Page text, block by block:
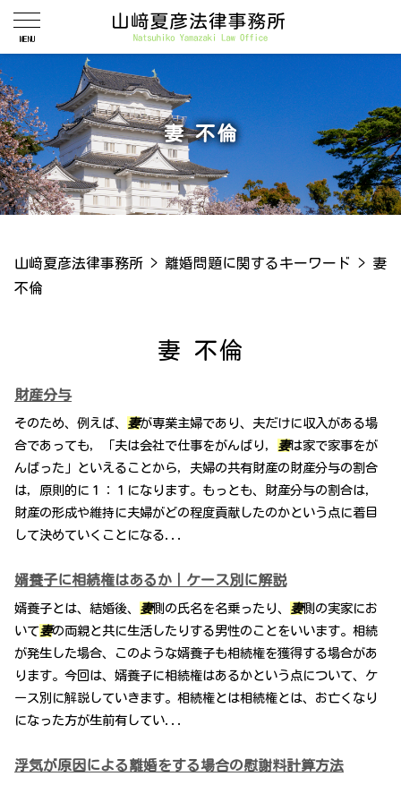
妻 不倫
山﨑夏彦法律事務所 > 離婚問題に関するキーワード > 妻
不倫
妻 不倫
財産分与
そのため、例えば、 妻が専業主婦であり、夫だけに収入がある場
合であっても，「夫は会社で仕事をがんばり， 妻は家で家事をが
んばった」といえることから，夫婦の共有財産の財産分与の割合
は，原則的に１：１になります。もっとも、財産分与の割合は，
財産の形成や維持に夫婦がどの程度貢献したのかという点に着目
して決めていくことになる...
婿養子に相続権はあるか｜ケース別に解説
婿養子とは、結婚後、 妻側の氏名を名乗ったり、 妻側の実家にお
いて妻の両親と共に生活したりする男性のことをいいます。相続
が発生した場合、このような婿養子も相続権を獲得する場合があ
ります。今回は、婿養子に相続権はあるかという点について、ケ
ース別に解説していきます。相続権とは相続権とは、お亡くなり
になった方が生前有してい...
浮気が原因による離婚をする場合の慰謝料計算方法